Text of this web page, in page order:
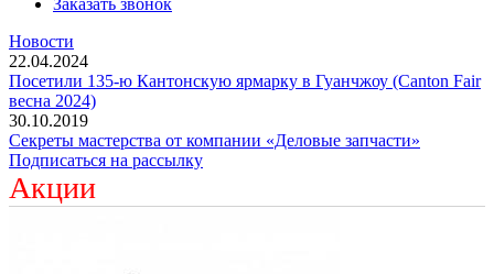
Новости
22.04.2024
Посетили 135-ю Кантонскую ярмарку в Гуанчжоу (Canton Fair
весна 2024)
30.10.2019
Секреты мастерства от компании «Деловые запчасти»
Подписаться на рассылку
Акции